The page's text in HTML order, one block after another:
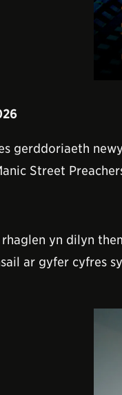
gerddoriaeth
Street
yn dilyn
ar gyfer cyfres